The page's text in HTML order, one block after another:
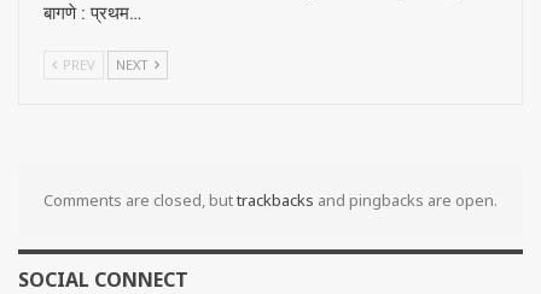
बागणे : प्रथम…
PREV NEXT
Comments are closed, buttrackbacks and pingbacks are open.
SOCIAL CONNECT